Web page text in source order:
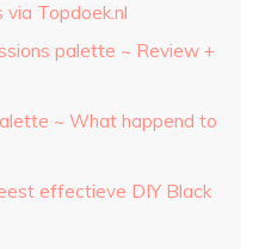
Topdoek.nl
palette ~ Review +
~ What happend to
effectieve DIY Black